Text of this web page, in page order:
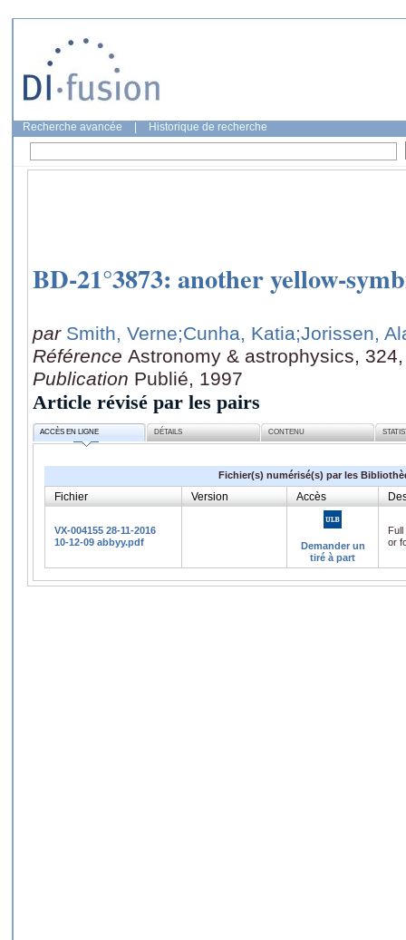
Recherche avancée Historique de recherche
BD-21°3873: another yellow-
par Smith, Verne;Cunha, Katia;Jorissen,
Référence Astronomy & astrophysics,
Publication Publié, 1997
Article révisé par les pairs
ACCÈS EN LIGNE DÉTAILS CONTENU
Fichier(s) numérisé(s) par les
Fichier Version Accès
VX-004155 28-11-2016
10-12-09 abbyy.pdf
Demander un
tiré à part
or